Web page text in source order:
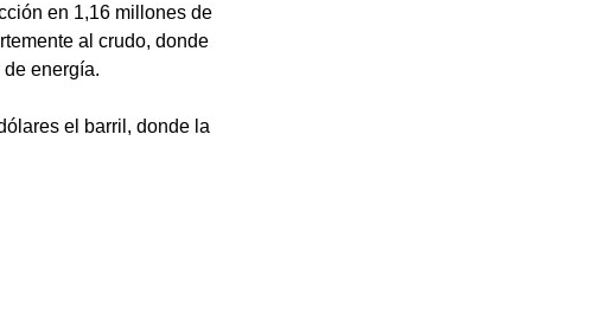
en 1,16 millones de
al crudo, donde
energía.
el barril, donde la